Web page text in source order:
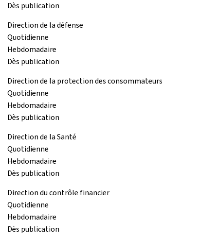
Dès publication
Direction de la défense
Quotidienne
Hebdomadaire
Dès publication
Direction de la protection des consommateurs
Quotidienne
Hebdomadaire
Dès publication
Direction de la Santé
Quotidienne
Hebdomadaire
Dès publication
Direction du contrôle financier
Quotidienne
Hebdomadaire
Dès publication